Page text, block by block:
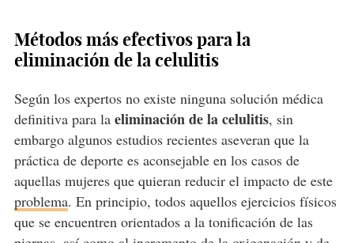
Métodos más efectivos para la
eliminación de la celulitis
Según los expertos no existe ninguna solución médica
definitiva para la eliminación de la celulitis, sin
embargo algunos estudios recientes aseveran que la
práctica de deporte es aconsejable en los casos de
aquellas mujeres que quieran reducir el impacto de este
problema. En principio, todos aquellos ejercicios físicos
que se encuentren orientados a la tonificación de las